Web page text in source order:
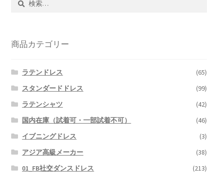
商品カテゴリー
ラテンドレス
(65)
スタンダードドレス
(99)
ラテンシャツ
(42)
国内在庫（試着可・一部試着不可）
(46)
イブニングドレス
(3)
アジア高級メーカー
(38)
01_FB社交ダンスドレス
(213)